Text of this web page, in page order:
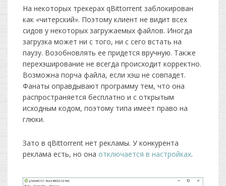
На некоторых трекерах qBittorrent заблокирован
как «читерский». Поэтому клиент не видит всех
сидов у некоторых загружаемых файлов. Иногда
загрузка может ни с того, ни с сего встать на
паузу. Возобновлять ее придется вручную. Также
перехэширование не всегда происходит корректно.
Возможна порча файла, если хэш не совпадет.
Фанаты оправдывают программу тем, что она
распространяется бесплатно и с открытым
исходным кодом, поэтому типа имеет право на
глюки.
Зато в qBittorrent нет рекламы. У конкурента
реклама есть, но она отключается в настройках.